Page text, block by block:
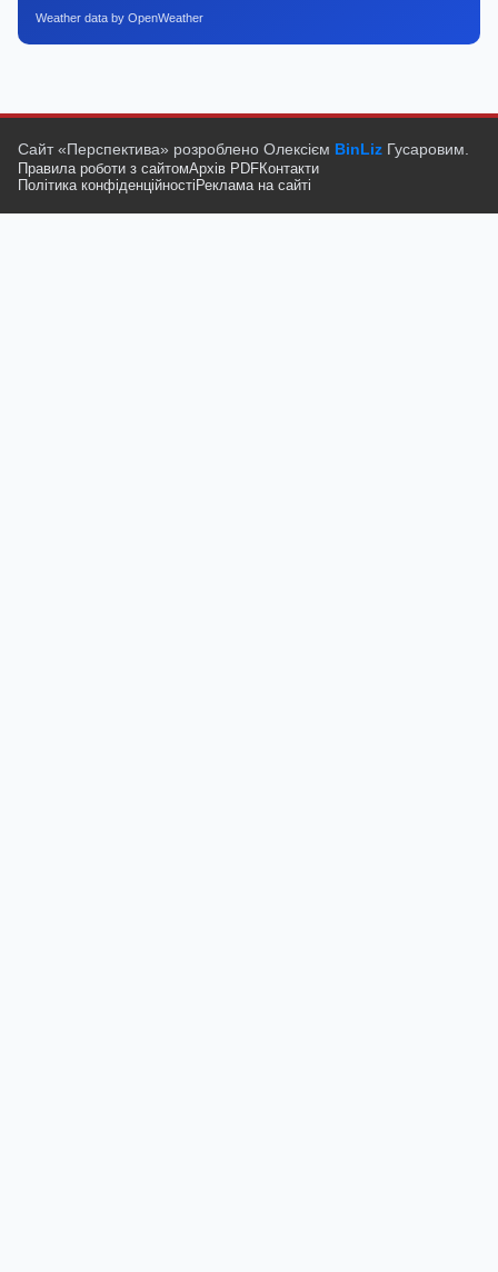
Weather data by OpenWeather
Сайт «Перспектива» розроблено Олексієм BinLiz Гусаровим.
Правила роботи з сайтомАрхів PDFКонтакти
Політика конфіденційності Реклама на сайті